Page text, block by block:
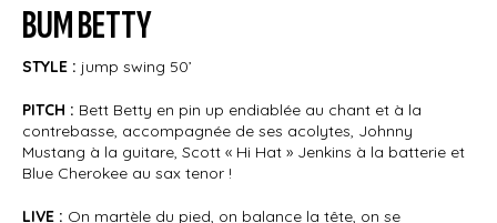
BUM BETTY
STYLE : jump swing 50’
PITCH : Bett Betty en pin up endiablée au chant et à la
contrebasse, accompagnée de ses acolytes, Johnny
Mustang à la guitare, Scott « Hi Hat » Jenkins à la batterie et
Blue Cherokee au sax tenor !
LIVE : On martèle du pied, on balance la tête, on se